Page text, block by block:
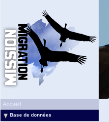
Accueil
Base de données